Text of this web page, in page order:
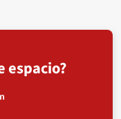
espacio?